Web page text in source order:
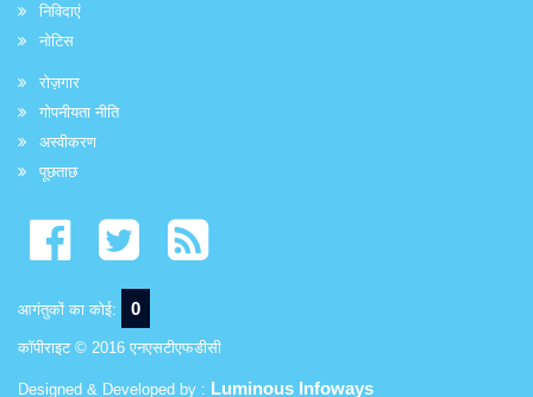
निविदाएं
नोटिस
रोज़गार
गोपनीयता नीति
अस्वीकरण
पूछताछ
आगंतुकों का कोई: 0
कॉपीराइट © 2016 एनएसटीएफडीसी
Designed & Developed by : Luminous Infoways